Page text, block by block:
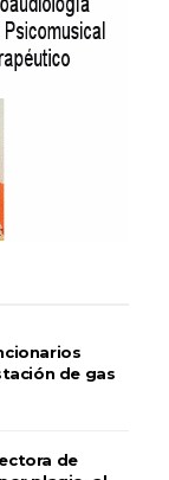
de gas
de